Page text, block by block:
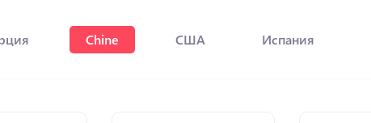
Chine США Испания